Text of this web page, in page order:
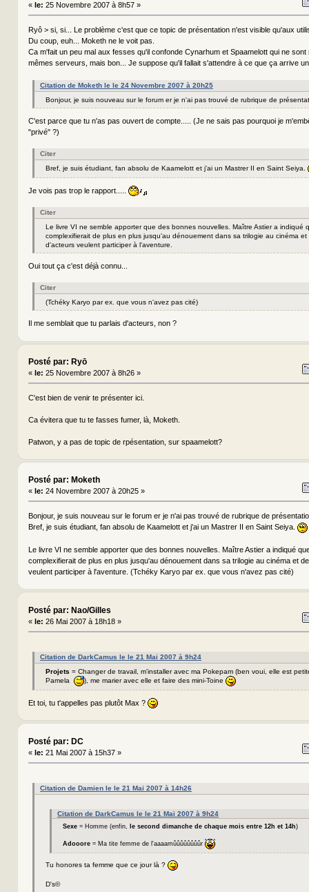
« le: 25 Novembre 2007 à 8h57 »
Ryô > si, si... Le problème c'est que ce topic de présentation n'est visible qu'aux
Du coup, euh... Moketh ne le voit pas.
Ca m'fait un peu mal aux fesses qu'il confonde Cynarhum et Spaamelott qui ne
mêmes serveurs, mais bon... Je suppose qu'il fallait s'attendre à ce que ça arrive
Citation de Moketh le le 24 Novembre 2007 à 20h25
Bonjour, je suis nouveau sur le forum er je n'ai pas trouvé de rubrique de
C'est parce que tu n'as pas ouvert de compte..... (Je ne sais pas pourquoi je
"privé" ?)
Citer
Bref, je suis étudiant, fan absolu de Kaamelott et j'ai un Mastrer II en Saint Seiya.
Je vois pas trop le rapport.....
Citer
Le livre VI ne semble apporter que des bonnes nouvelles. Maître Astier a indiqué
complexifierait de plus en plus jusqu'au dénouement dans sa trilogie au cinéma
d'acteurs veulent participer à l'aventure.
Oui tout ça c'est déjà connu...
Citer
(Tchéky Karyo par ex. que vous n'avez pas cité)
Il me semblait que tu parlais d'acteurs, non ?
Posté par: Ryō
« le: 25 Novembre 2007 à 8h26 »
C'est bien de venir te présenter ici.
Ca évitera que tu te fasses fumer, là, Moketh.
Patwon, y a pas de topic de rpésentation, sur spaamelott?
Posté par: Moketh
« le: 24 Novembre 2007 à 20h25 »
Bonjour, je suis nouveau sur le forum er je n'ai pas trouvé de rubrique de
Bref, je suis étudiant, fan absolu de Kaamelott et j'ai un Mastrer II en Saint Seiya.
Le livre VI ne semble apporter que des bonnes nouvelles. Maître Astier a indiqué
complexifierait de plus en plus jusqu'au dénouement dans sa trilogie au cinéma et
veulent participer à l'aventure. (Tchéky Karyo par ex. que vous n'avez pas cité)
Posté par: Nao/Gilles
« le: 26 Mai 2007 à 18h18 »
Citation de DarkCamus le le 21 Mai 2007 à 9h24
Projets = Changer de travail, m'installer avec ma Pokepam (ben voui, elle est
Pamela
), me marier avec elle et faire des mini-Toine
Et toi, tu t'appelles pas plutôt Max ?
Posté par: DC
« le: 21 Mai 2007 à 15h37 »
Citation de Damien le le 21 Mai 2007 à 14h26
Citation de DarkCamus le le 21 Mai 2007 à 9h24
Sexe= Homme (enfin, le second dimanche de chaque mois entre 12h et 14h)
Adooore= Ma tite femme de l'aaaamûûûûûûûûr
Tu honores ta femme que ce jour là ?
D's©